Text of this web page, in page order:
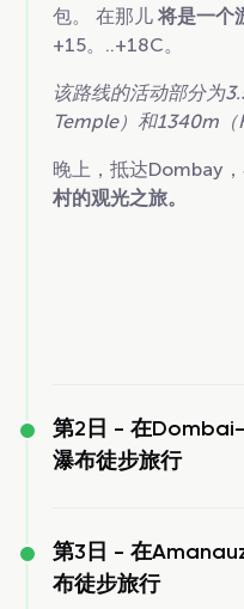
包。 在那儿 将是一个
+15。..+18C。
该路线的活动部分为
Temple）和1340m（
晚上，抵达Dombay
村的观光之旅。
第2日 - 在
瀑布徒步旅行
第3日 - 在
布徒步旅行